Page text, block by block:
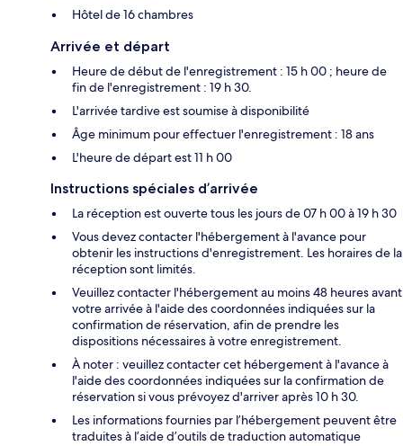
Hôtel de 16 chambres
Arrivée et départ
Heure de début de l'enregistrement : 15 h 00 ; heure de
fin de l'enregistrement : 19 h 30.
L'arrivée tardive est soumise à disponibilité
Âge minimum pour effectuer l'enregistrement : 18 ans
L'heure de départ est 11 h 00
Instructions spéciales d’arrivée
La réception est ouverte tous les jours de 07 h 00 à 19 h 30
Vous devez contacter l'hébergement à l'avance pour
obtenir les instructions d'enregistrement. Les horaires de la
réception sont limités.
Veuillez contacter l'hébergement au moins 48 heures avant
votre arrivée à l'aide des coordonnées indiquées sur la
confirmation de réservation, afin de prendre les
dispositions nécessaires à votre enregistrement.
À noter : veuillez contacter cet hébergement à l'avance à
l'aide des coordonnées indiquées sur la confirmation de
réservation si vous prévoyez d'arriver après 10 h 30.
Les informations fournies par l’hébergement peuvent être
traduites à l’aide d’outils de traduction automatique